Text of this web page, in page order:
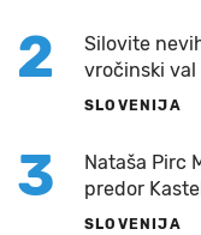
2
Silovite
vročinski val
SLOVENIJA
3
Nataša Pirc
predor
SLOVENIJA